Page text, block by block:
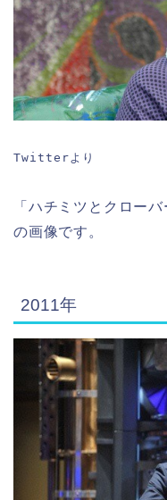
Twitterより
「ハチミツとクロー
の画像です。
2011年